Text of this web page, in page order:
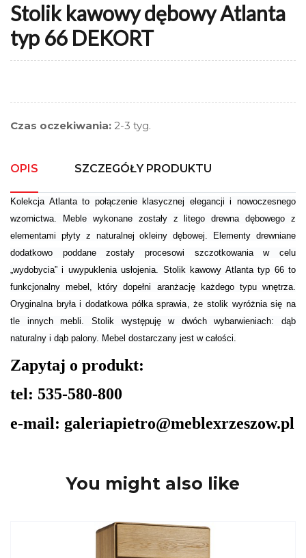
Stolik kawowy dębowy Atlanta
typ 66 DEKORT
Czas oczekiwania: 2-3 tyg.
OPIS SZCZEGÓŁY PRODUKTU
Kolekcja Atlanta to połączenie klasycznej elegancji i nowoczesnego
wzornictwa. Meble wykonane zostały z litego drewna dębowego z
elementami płyty z naturalnej okleiny dębowej. Elementy drewniane
dodatkowo poddane zostały procesowi szczotkowania w celu
„wydobycia” i uwypuklenia usłojenia. Stolik kawowy Atlanta typ 66 to
funkcjonalny mebel, który dopełni aranżację każdego typu wnętrza.
Oryginalna bryła i dodatkowa półka sprawia, że stolik wyróżnia się na
tle innych mebli. Stolik występuję w dwóch wybarwieniach: dąb
naturalny i dąb palony. Mebel dostarczany jest w całości.
Zapytaj o produkt:
tel: 535-580-800
e-mail: galeriapietro@meblexrzeszow.pl
You might also like